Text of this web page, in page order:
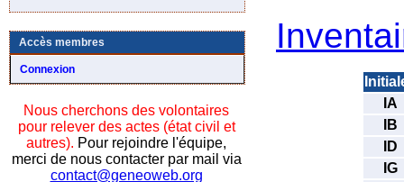
Accès membres
Connexion
Nous cherchons des volontaires
pour relever des actes (état civil et
autres). Pour rejoindre l'équipe,
merci de nous contacter par mail via
contact@geneoweb.org
IA
IB
ID
IG